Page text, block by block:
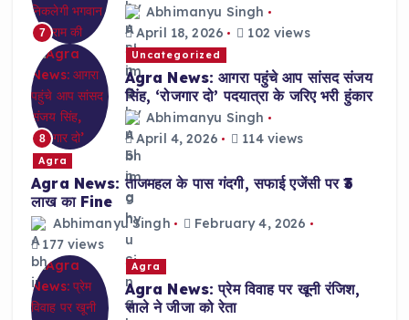
7
Abhimanyu Singh
April 18, 2026
102 views
8
Uncategorized
Agra News: आगरा पहुंचे आप सांसद संजय
सिंह, ‘रोजगार दो’ पदयात्रा के जरिए भरी हुंकार
Abhimanyu Singh
April 4, 2026
114 views
Agra
Agra News: ताजमहल के पास गंदगी, सफाई एजेंसी पर ₹3
लाख का Fine
Abhimanyu Singh
February 4, 2026
177 views
Agra
Agra News: प्रेम विवाह पर खूनी रंजिश,
साले ने जीजा को रेता